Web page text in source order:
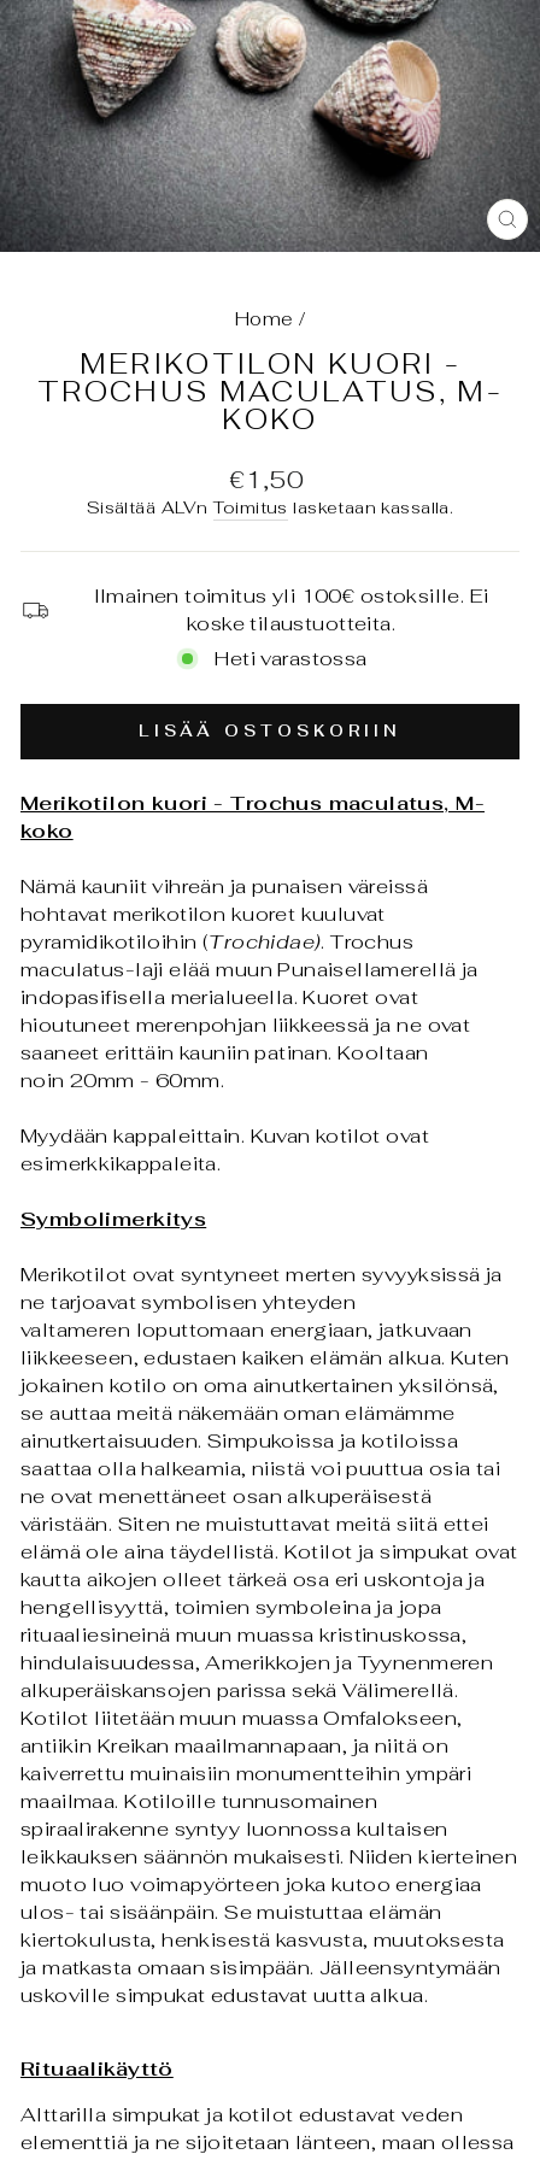
Home /
MERIKOTILON KUORI -
TROCHUS MACULATUS, M-
KOKO
Normaali
hinta
€1,50
Sisältää ALVnToimitus lasketaan kassalla.
Ilmainen toimitus yli 100€ ostoksille. Ei
koske tilaustuotteita.
Heti varastossa
LISÄÄ OSTOSKORIIN
Merikotilon kuori - Trochus maculatus, M-
koko
Nämä kauniit vihreän ja punaisen väreissä
hohtavat merikotilon kuoret kuuluvat
pyramidikotiloihin (Trochidae).Trochus
maculatus-lajielää muun Punaisellamerellä ja
indopasifisella merialueella. Kuoret ovat
hioutuneet merenpohjan liikkeessä ja ne ovat
saaneet erittäin kauniin patinan. Kooltaan
noin 20mm - 60mm.
Myydään kappaleittain. Kuvan kotilot ovat
esimerkkikappaleita.
Symbolimerkitys
Merikotilot ovat syntyneet merten syvyyksissä ja
ne tarjoavat symbolisen yhteyden
valtameren loputtomaan energiaan, jatkuvaan
liikkeeseen, edustaen kaiken elämän alkua. Kuten
jokainen kotilo on oma ainutkertainen yksilönsä,
se auttaa meitä näkemään oman elämämme
ainutkertaisuuden. Simpukoissa ja kotiloissa
saattaa olla halkeamia, niistä voi puuttua osia tai
ne ovat menettäneet osan alkuperäisestä
väristään. Siten ne muistuttavat meitä siitä ettei
elämä ole aina täydellistä. Kotilot ja simpukat ovat
kautta aikojen olleet tärkeä osa eri uskontoja ja
hengellisyyttä, toimien symboleina ja jopa
rituaaliesineinä muun muassa kristinuskossa,
hindulaisuudessa, Amerikkojen ja Tyynenmeren
alkuperäiskansojen parissa sekä Välimerellä.
Kotilot liitetään muun muassa Omfalokseen,
antiikin Kreikan maailmannapaan, ja niitä on
kaiverrettu muinaisiin monumentteihin ympäri
maailmaa. Kotiloille tunnusomainen
spiraalirakenne syntyy luonnossa kultaisen
leikkauksen säännön mukaisesti. Niiden kierteinen
muoto luo voimapyörteen joka kutoo energiaa
ulos- tai sisäänpäin. Se muistuttaa elämän
kiertokulusta, henkisestä kasvusta, muutoksesta
ja matkasta omaan sisimpään. Jälleensyntymään
uskoville simpukat edustavat uutta alkua.
Rituaalikäyttö
Alttarilla simpukat ja kotilot edustavat veden
elementtiä ja ne sijoitetaan länteen, maan ollessa